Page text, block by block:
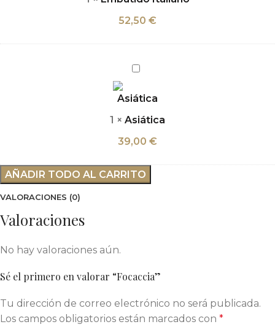
52,50 €
Asiática
1 × Asiática
39,00 €
AÑADIR TODO AL CARRITO
VALORACIONES (0)
Valoraciones
No hay valoraciones aún.
Sé el primero en valorar “Focaccia”
Tu dirección de correo electrónico no será publicada.
Los campos obligatorios están marcados con *